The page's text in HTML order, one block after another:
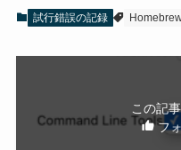
試行錯誤の記録
この記
フ